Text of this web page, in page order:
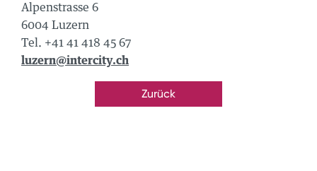
die
Alpenstrasse 6
6004 Luzern
Tel. +41 41 418 45 67
luzern@intercity.ch
Zurück